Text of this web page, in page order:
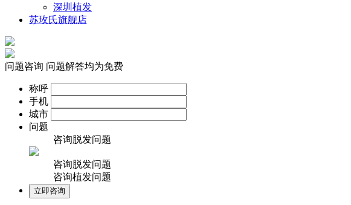
深圳植发
苏玫氏旗舰店
问题咨询 问题解答均为免费
称呼
手机
城市
问题
咨询脱发问题
咨询脱发问题
咨询植发问题